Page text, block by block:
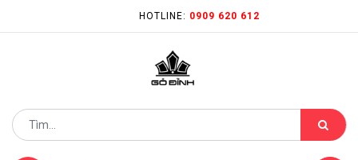
HOTLINE: 0909 620 612